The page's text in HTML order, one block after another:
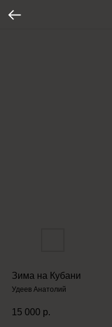
Зима на Кубани
Удеев Анатолий
15 000 р.